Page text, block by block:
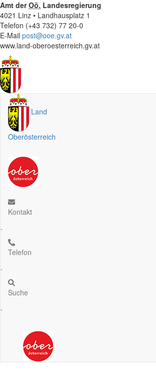
Amt derOö. Landesregierung
4021 Linz • Landhausplatz 1
Telefon (+43 732) 77 20-0
E-Mail post@ooe.gv.at
www.land-oberoesterreich.gv.at
Land
Oberösterreich
Kontakt
.
Telefon
.
Suche
.